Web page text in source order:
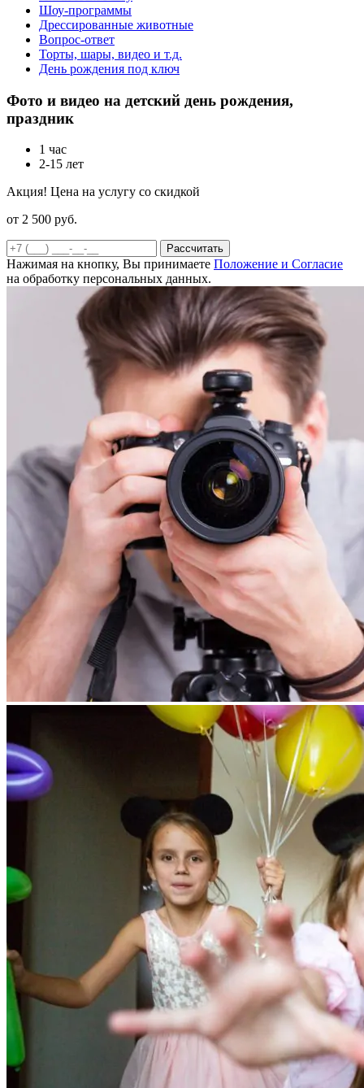
Шоу-программы
Дрессированные животные
Вопрос-ответ
Торты, шары, видео и т.д.
День рождения под ключ
Фото и видео на детский день рождения,
праздник
1 час
2-15 лет
Акция! Цена на услугу со скидкой
от 2 500 руб.
Рассчитать
Нажимая на кнопку, Вы принимаете Положение и Согласие
на обработку персональных данных.